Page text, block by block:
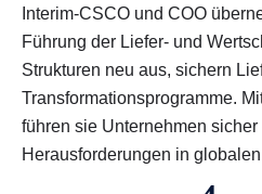
Interim-CSCO und COO
Führung der Liefer- und
Strukturen neu aus, sichern
Transformationsprogramme.
führen sie Unternehmen
Herausforderungen in